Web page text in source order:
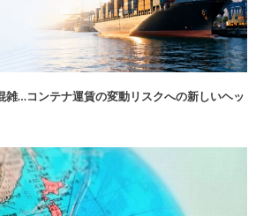
雑…コンテナ運賃の変動リスクへの新しいヘッ